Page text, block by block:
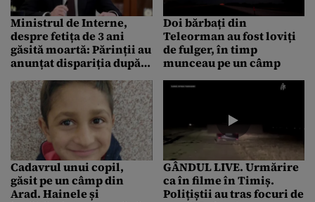
Ministrul de Interne,
despre fetița de 3 ani
găsită moartă: Părinții au
anunțat dispariția după 4
ore. Decesul a survenit
înainte de apelul la 112
Doi bărbați din
Teleorman au fost loviți
de fulger, în timp
munceau pe un câmp
Cadavrul unui copil,
găsit pe un câmp din
Arad. Hainele și
GÂNDUL LIVE. Urmărire
ca în filme în Timiș.
Polițiștii au tras focuri de